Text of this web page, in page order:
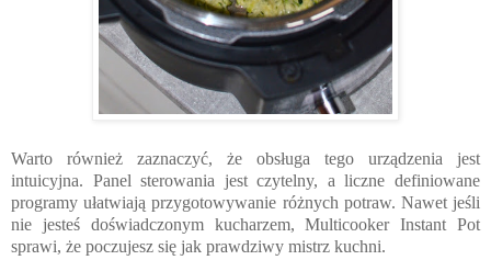
Warto również zaznaczyć, że obsługa tego urządzenia jest
intuicyjna. Panel sterowania jest czytelny, a liczne definiowane
programy ułatwiają przygotowywanie różnych potraw. Nawet jeśli
nie jesteś doświadczonym kucharzem, Multicooker Instant Pot
sprawi, że poczujesz się jak prawdziwy mistrz kuchni.